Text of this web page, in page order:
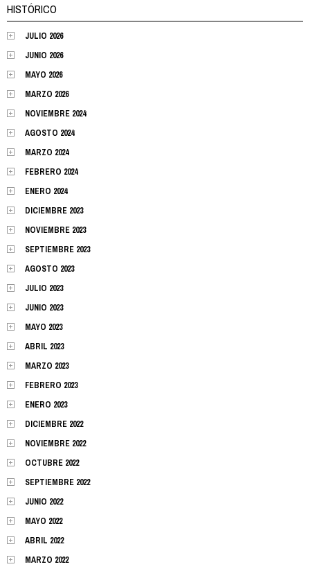
HISTÓRICO
JULIO 2026
JUNIO 2026
MAYO 2026
MARZO 2026
NOVIEMBRE 2024
AGOSTO 2024
MARZO 2024
FEBRERO 2024
ENERO 2024
DICIEMBRE 2023
NOVIEMBRE 2023
SEPTIEMBRE 2023
AGOSTO 2023
JULIO 2023
JUNIO 2023
MAYO 2023
ABRIL 2023
MARZO 2023
FEBRERO 2023
ENERO 2023
DICIEMBRE 2022
NOVIEMBRE 2022
OCTUBRE 2022
SEPTIEMBRE 2022
JUNIO 2022
MAYO 2022
ABRIL 2022
MARZO 2022